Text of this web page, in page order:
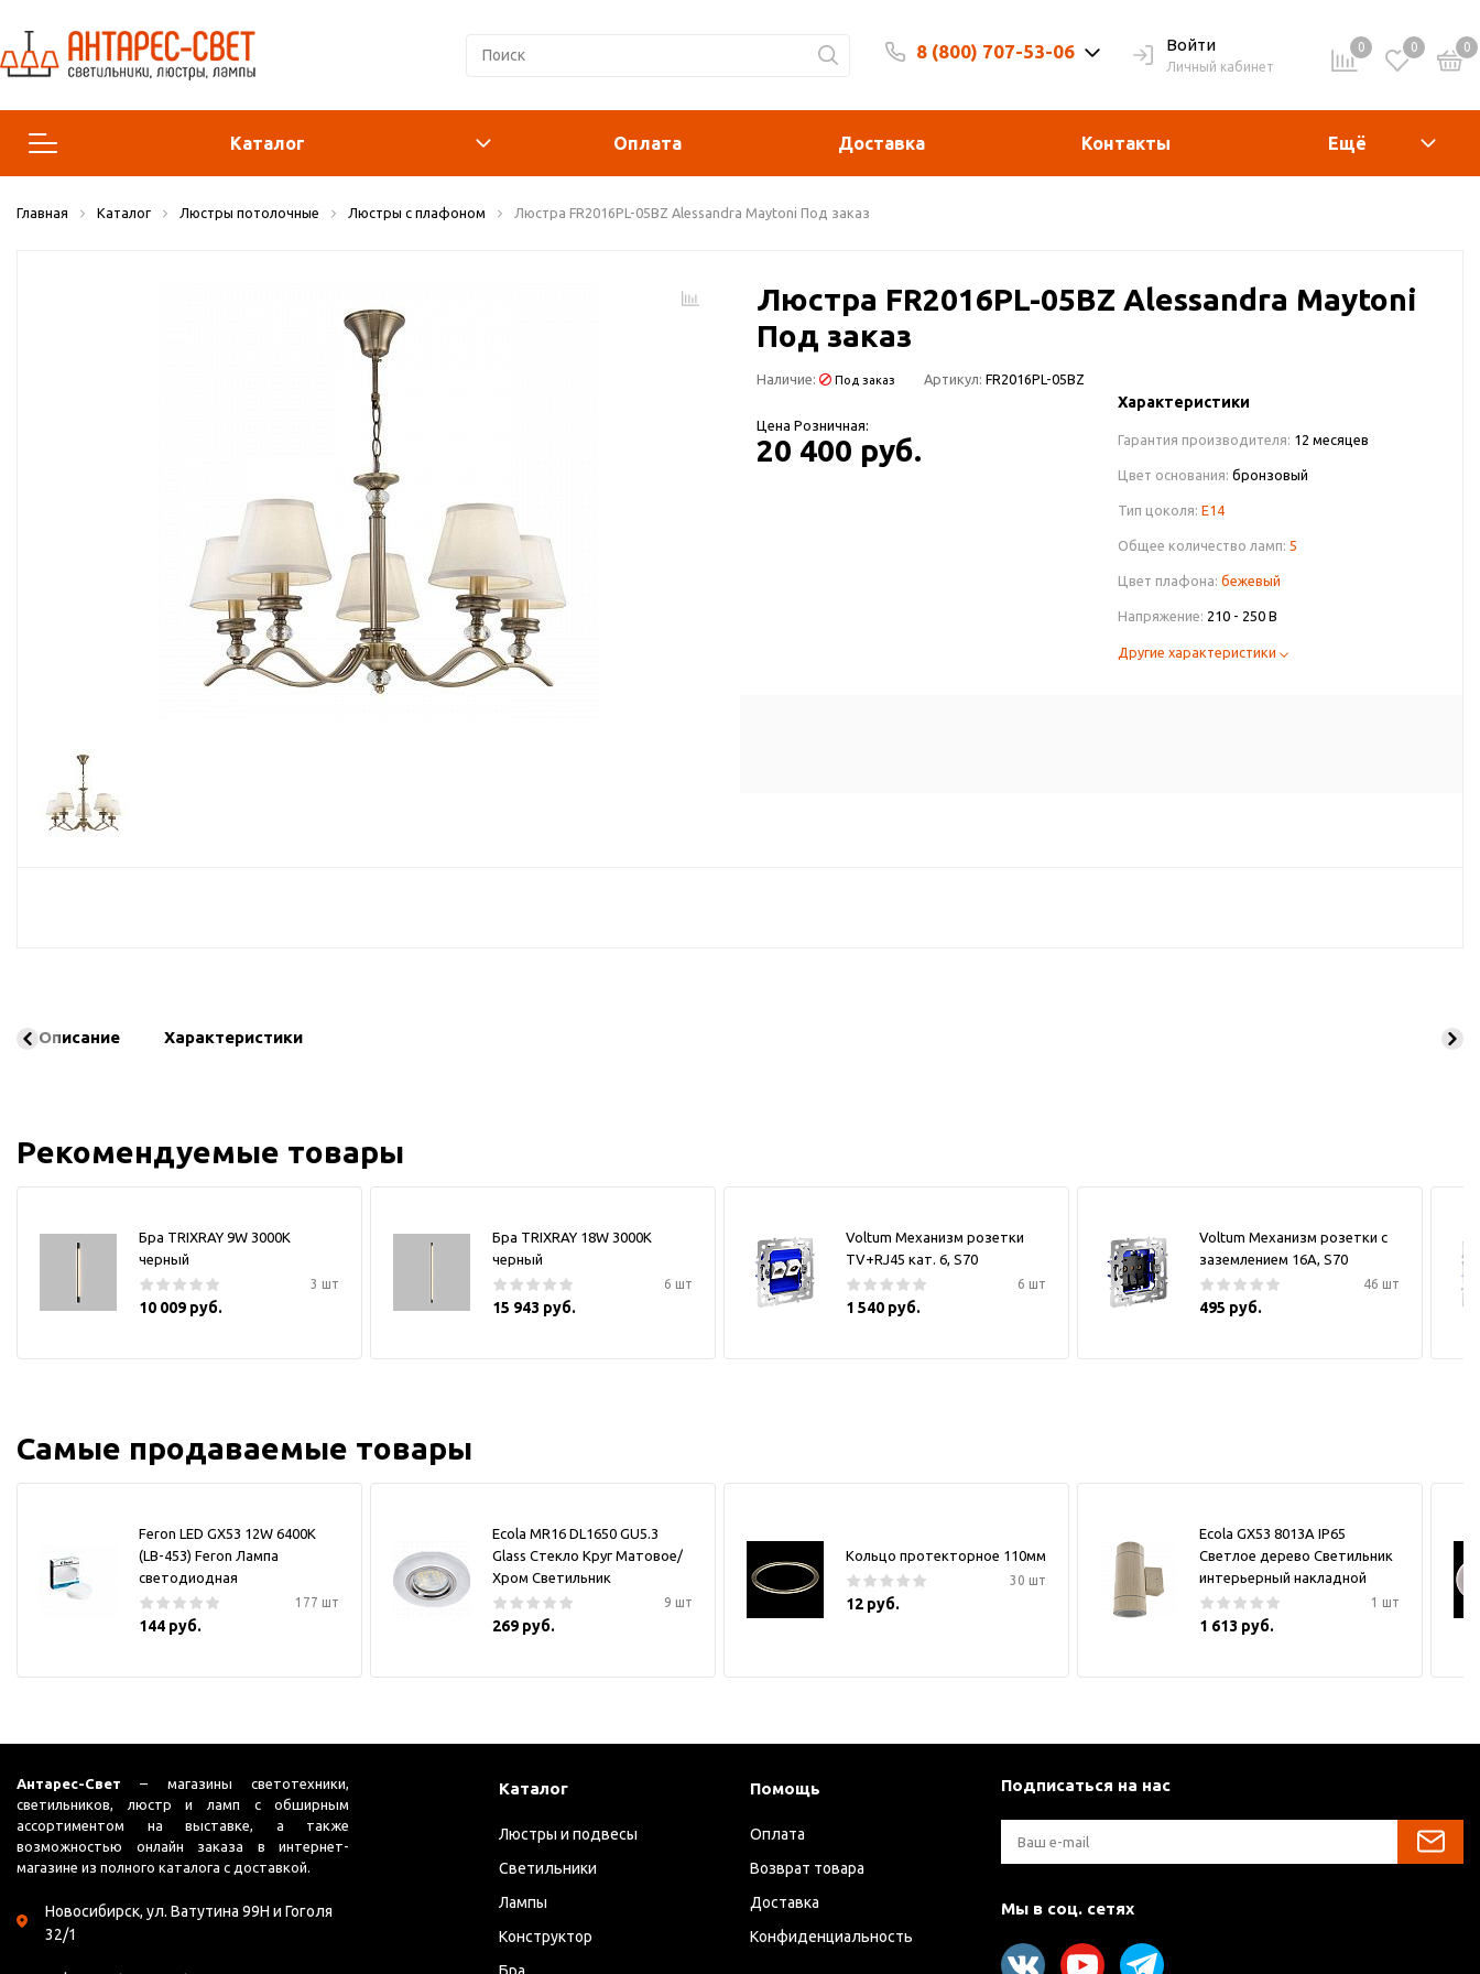
8 (800) 707-53-06 Войти
Личный кабинет
0 0 0
Каталог
Люстры и подвесы
Прожекторы
Ночники
Оплата Доставка Контакты Ещё
Главная Каталог Люстры потолочные Люстры с плафоном Люстра FR2016PL-05BZ Alessandra Maytoni Под заказ
Люстра FR2016PL-05BZ Alessandra Maytoni
Под заказ
Наличие: Под заказ Артикул: FR2016PL-05BZ
Цена Розничная:
20 400 руб.
Характеристики
Гарантия производителя: 12 месяцев
Цвет основания: бронзовый
Тип цоколя: E14
Общее количество ламп: 5
Цвет плафона: бежевый
Напряжение: 210 - 250 В
Другие характеристики
Описание Характеристики
Рекомендуемые товары
Бра TRIXRAY 9W 3000К
черный
3 шт
10 009 руб.
Бра TRIXRAY 18W 3000К
черный
6 шт
15 943 руб.
Voltum Механизм розетки
TV+RJ45 кат. 6, S70
6 шт
1 540 руб.
Voltum Механизм розетки с
заземлением 16А, S70
46 шт
495 руб.
Самые продаваемые товары
Feron LED GX53 12W 6400K
(LB-453) Feron Лампа
светодиодная
177 шт
144 руб.
Ecola MR16 DL1650 GU5.3
Glass Стекло Круг Матовое/
Хром Светильник
9 шт
269 руб.
Кольцо протекторное 110мм
30 шт
12 руб.
Ecola GX53 8013A IP65
Светлое дерево Светильник
интерьерный накладной
1 шт
1 613 руб.
Антарес-Свет – магазины светотехники,
светильников, люстр и ламп с обширным
ассортиментом на выставке, а также
возможностью онлайн заказа в интернет-
магазине из полного каталога с доставкой.
Новосибирск, ул. Ватутина 99Н и Гоголя
32/1
Каталог
Люстры и подвесы
Светильники
Лампы
Конструктор
Бра
Помощь
Оплата
Возврат товара
Доставка
Конфиденциальность
Подписаться на нас
Мы в соц. сетях